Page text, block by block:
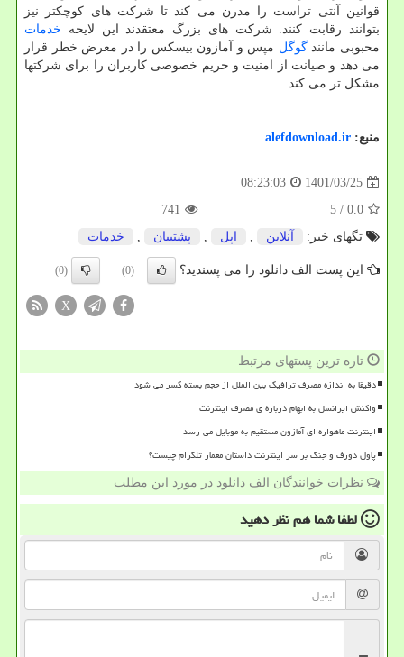
قوانین آنتی تراست را مدرن می کند تا شرکت های کوچکتر نیز
بتوانند رقابت کنند. شرکت های بزرگ معتقدند این لایحه خدمات
محبوبی مانندگوگل مپس و آمازون بیسکس را در معرض خطر قرار
می دهد و صیانت از امنیت و حریم خصوصی کاربران را برای شرکتها
مشکل تر می کند.
منبع: alefdownload.ir
1401/03/25
08:23:03
0.0
/ 5
741
تگهای خبر:
آنلاین , اپل , پشتیبان , خدمات
این پست الف دانلود را می پسندید؟ (0)
(0)
X
تازه ترین پستهای مرتبط
دقیقا به اندازه مصرف ترافیک بین الملل از حجم بسته کسر می شود
واکنش ایرانسل به ابهام درباره ی مصرف اینترنت
اینترنت ماهواره ای آمازون مستقیم به موبایل می رسد
پاول دورف و جنگ بر سر اینترنت داستان معمار تلگرام چیست؟
نظرات خوانندگان الف دانلود در مورد این مطلب
لطفا شما همنظر دهید